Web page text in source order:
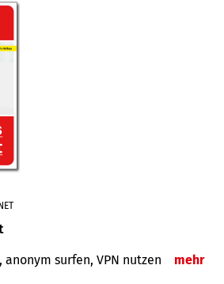
surfen, VPN nutzen mehr